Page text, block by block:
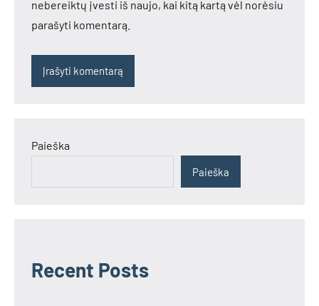
nebereiktų įvesti iš naujo, kai kitą kartą vėl norėsiu
parašyti komentarą.
Paieška
Paieška
Recent Posts